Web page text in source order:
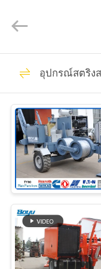
บ้าน
สินค้า
เกี่ยว
กับ
เรา
ทัวร์
Power
Machinery
Rights
อุปกร
สายส่ง
อุปกร
เหนือศี
อุปกรณ์สตริง